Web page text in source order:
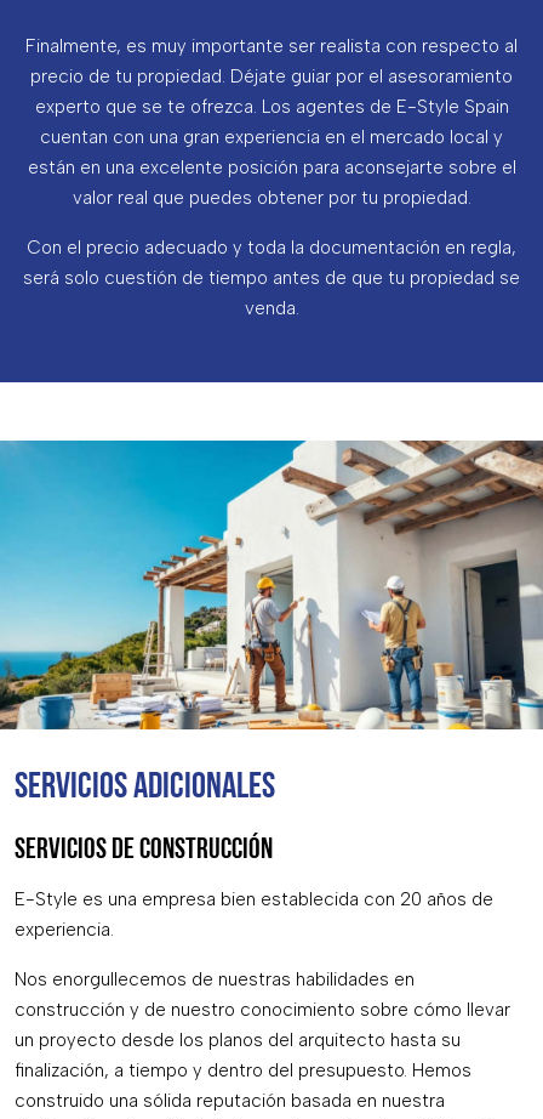
Finalmente, es muy importante ser realista con respecto al
precio de tu propiedad. Déjate guiar por el asesoramiento
experto que se te ofrezca. Los agentes de E-Style Spain
cuentan con una gran experiencia en el mercado local y
están en una excelente posición para aconsejarte sobre el
valor real que puedes obtener por tu propiedad.
Con el precio adecuado y toda la documentación en regla,
será solo cuestión de tiempo antes de que tu propiedad se
venda.
SERVICIOS ADICIONALES
SERVICIOS DE CONSTRUCCIÓN
E-Style es una empresa bien establecida con 20 años de
experiencia.
Nos enorgullecemos de nuestras habilidades en
construcción y de nuestro conocimiento sobre cómo llevar
un proyecto desde los planos del arquitecto hasta su
finalización, a tiempo y dentro del presupuesto. Hemos
construido una sólida reputación basada en nuestra